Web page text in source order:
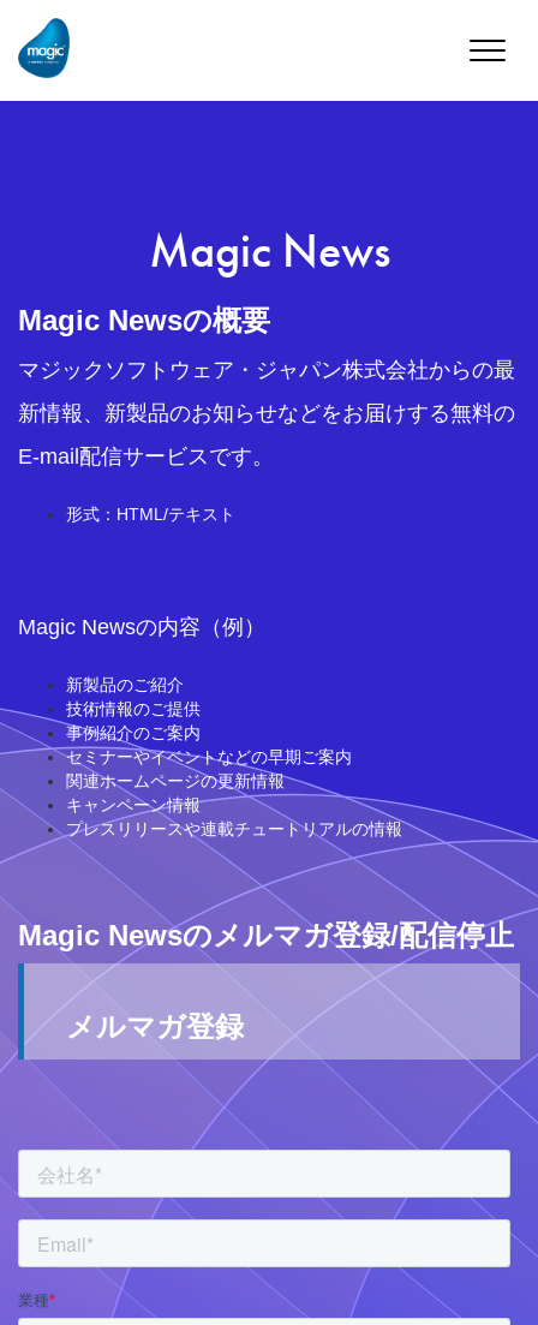
Toggle
Magic News
Magic Newsの概要
マジックソフトウェア・ジャパン株式会社からの最
新情報、新製品のお知らせなどをお届けする無料の
E-mail配信サービスです。
形式：HTML/テキスト
Magic Newsの内容（例）
新製品のご紹介
技術情報のご提供
事例紹介のご案内
セミナーやイベントなどの早期ご案内
関連ホームページの更新情報
キャンペーン情報
プレスリリースや連載チュートリアルの情報
Magic Newsのメルマガ登録/配信停止
メルマガ登録